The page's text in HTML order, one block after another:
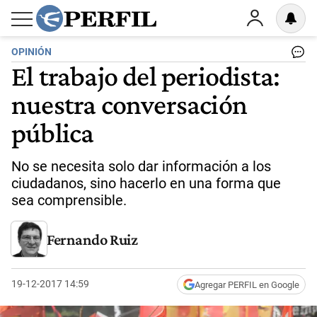
OPINIÓN
El trabajo del periodista:
nuestra conversación
pública
No se necesita solo dar información a los
ciudadanos, sino hacerlo en una forma que
sea comprensible.
Fernando Ruiz
19-12-2017 14:59 Agregar PERFIL en Google